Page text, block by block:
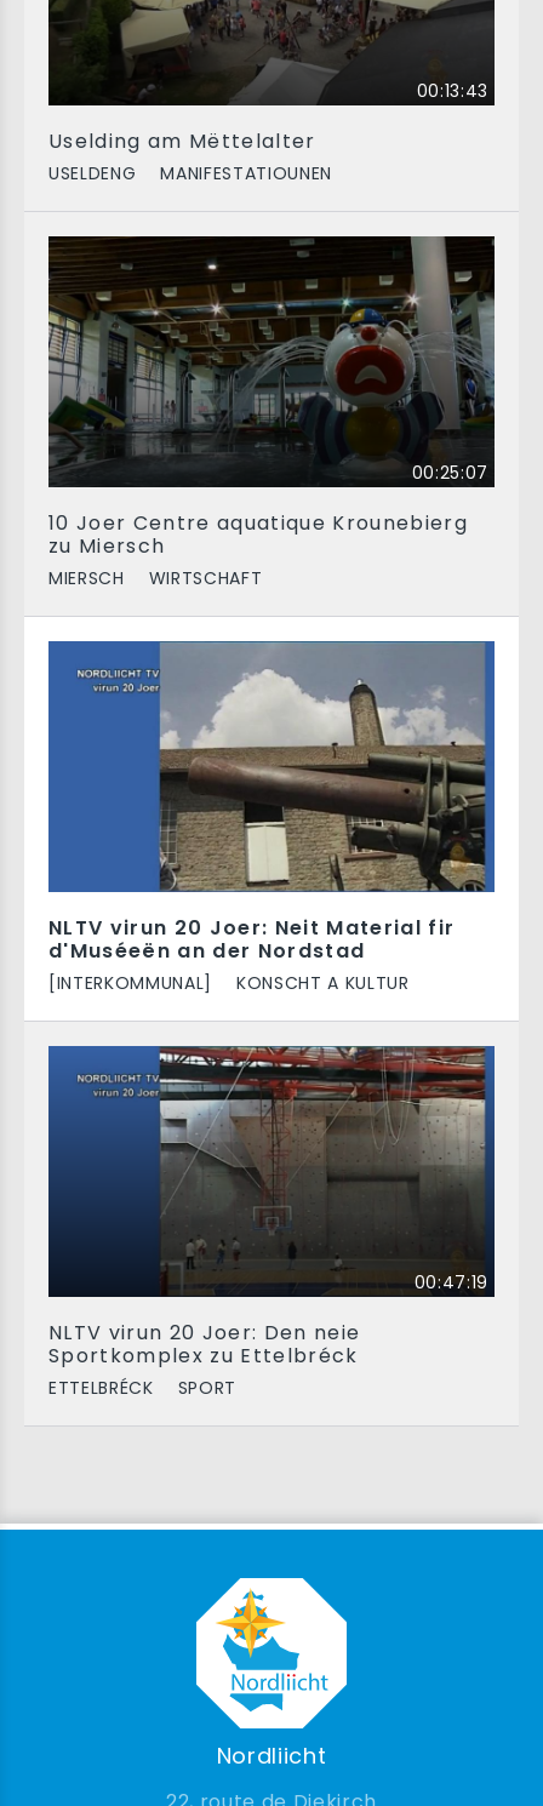
00:13:43
Uselding am Mëttelalter
USELDENG MANIFESTATIOUNEN
00:25:07
10 Joer Centre aquatique Krounebierg
zu Miersch
MIERSCH WIRTSCHAFT
NLTV virun 20 Joer: Neit Material fir
d'Muséeën an der Nordstad
[INTERKOMMUNAL] KONSCHT A KULTUR
00:47:19
NLTV virun 20 Joer: Den neie
Sportkomplex zu Ettelbréck
ETTELBRÉCK SPORT
Nordliicht